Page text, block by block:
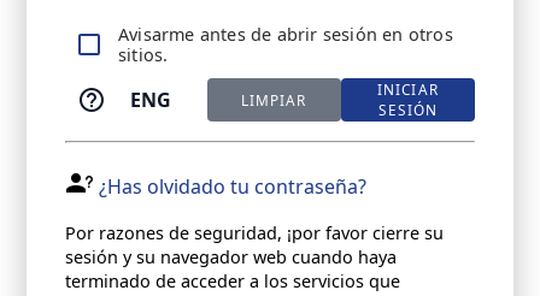
Avisarme antes de abrir sesión en otros
sitios.
ENG LIMPIAR
INICIAR
SESIÓN
¿Has olvidado tu contraseña?
Por razones de seguridad, ¡por favor cierre su
sesión y su navegador web cuando haya
terminado de acceder a los servicios que